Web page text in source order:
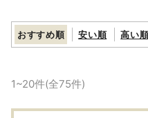
おすすめ順 安い順 高い
1~20件(全75件)